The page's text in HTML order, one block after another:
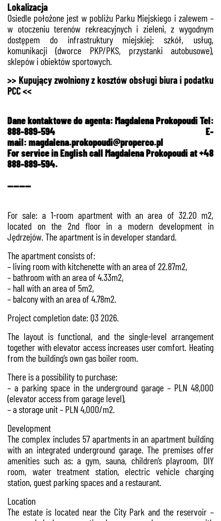
Lokalizacja
Osiedle położone jest w pobliżu Parku Miejskiego i zalewem –
w otoczeniu terenów rekreacyjnych i zieleni, z wygodnym
dostępem do infrastruktury miejskiej: szkół, usług,
komunikacji (dworce PKP/PKS, przystanki autobusowe),
sklepów i obiektów sportowych.
>> Kupujący zwolniony z kosztów obsługi biura i podatku
PCC <<
Dane kontaktowe do agenta: Magdalena Prokopoudi Tel:
888-889-594 E-
mail: magdalena.prokopoudi@properco.pl
For service in English call Magdalena Prokopoudi at +48
888-889-594.
--------
For sale: a 1-room apartment with an area of 32.20 m2,
located on the 2nd floor in a modern development in
Jędrzejów. The apartment is in developer standard.
The apartment consists of:
– living room with kitchenette with an area of 22.87m2,
– bathroom with an area of 4.33m2,
– hall with an area of 5m2,
– balcony with an area of 4.78m2.
Project completion date: Q3 2026.
The layout is functional, and the single-level arrangement
together with elevator access increases user comfort. Heating
from the building’s own gas boiler room.
There is a possibility to purchase:
– a parking space in the underground garage – PLN 48,000
(elevator access from garage level),
– a storage unit – PLN 4,000/m2.
Development
The complex includes 57 apartments in an apartment building
with an integrated underground garage. The premises offer
amenities such as: a gym, sauna, children’s playroom, DIY
room, water treatment station, electric vehicle charging
station, guest parking spaces and a restaurant.
Location
The estate is located near the City Park and the reservoir –